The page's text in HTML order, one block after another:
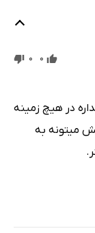
0
0
در هیچ زمینه
میتونه به